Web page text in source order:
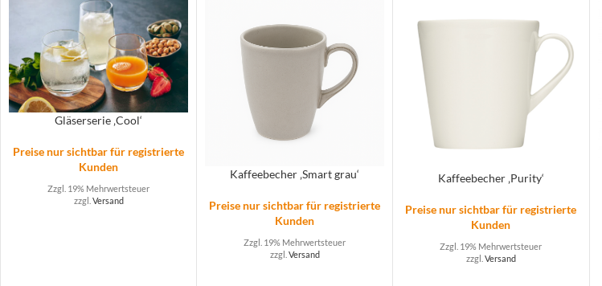
Gläserserie ‚Cool‘
Preise nur sichtbar für registrierte
Kunden
Zzgl. 19% Mehrwertsteuer
zzgl. Versand
Kaffeebecher ‚Smart grau‘
Preise nur sichtbar für registrierte
Kunden
Zzgl. 19% Mehrwertsteuer
zzgl. Versand
Kaffeebecher ‚Purity‘
Preise nur sichtbar für registrierte
Kunden
Zzgl. 19% Mehrwertsteuer
zzgl. Versand